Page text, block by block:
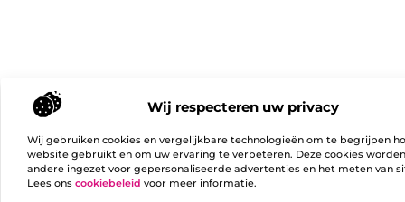
Wij respecteren uw privacy
Wij gebruiken cookies en vergelijkbare technologieën om te begrijpen
website gebruikt en om uw ervaring te verbeteren. Deze cookies
andere ingezet voor gepersonaliseerde advertenties en het meten van
Lees ons cookiebeleid voor meer informatie.